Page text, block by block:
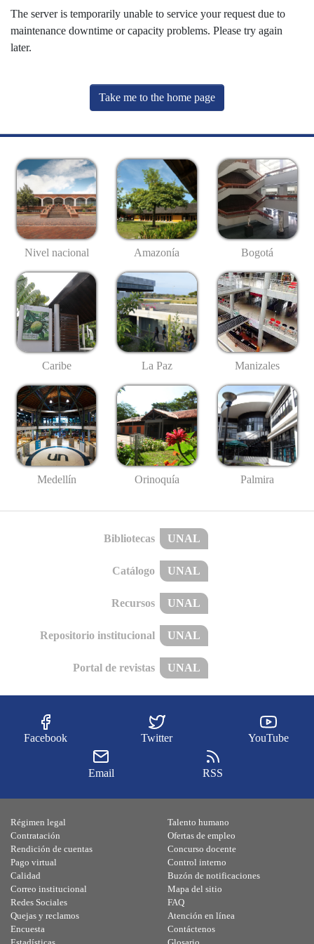
The server is temporarily unable to service your request due to
maintenance downtime or capacity problems. Please try again
later.
Take me to the home page
Nivel nacional Amazonía Bogotá
Caribe La Paz Manizales
Medellín Orinoquía Palmira
Bibliotecas UNAL
Catálogo UNAL
Recursos UNAL
Repositorio institucional UNAL
Portal de revistas UNAL
Facebook Twitter YouTube
Email RSS
Régimen legal
Contratación
Rendición de cuentas
Pago virtual
Calidad
Talento humano
Ofertas de empleo
Concurso docente
Control interno
Buzón de notificaciones
Correo institucional
Redes Sociales
Quejas y reclamos
Encuesta
Mapa del sitio
FAQ
Atención en línea
Contáctenos